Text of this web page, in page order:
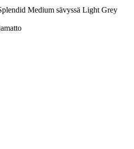
Medium sävyssä Light Grey